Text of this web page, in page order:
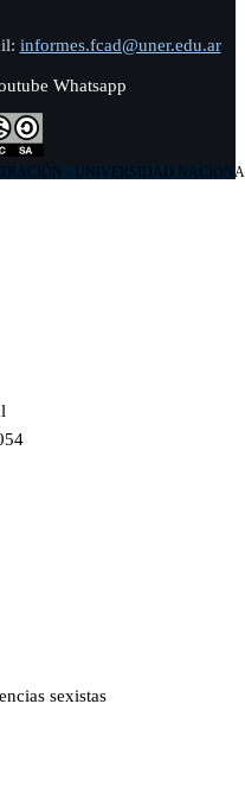
informes.fcad@uner.edu.ar
Whatsapp
- UNIVERSIDAD
sexistas